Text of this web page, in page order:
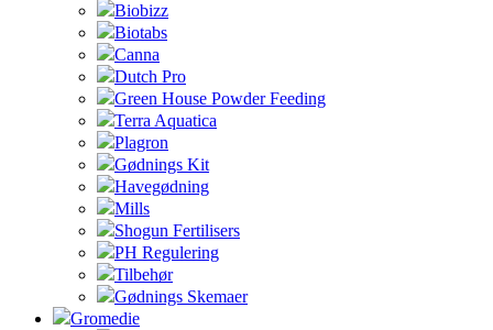
Biobizz
Biotabs
Canna
Dutch Pro
Green House Powder Feeding
Terra Aquatica
Plagron
Gødnings Kit
Havegødning
Mills
Shogun Fertilisers
PH Regulering
Tilbehør
Gødnings Skemaer
Gromedie